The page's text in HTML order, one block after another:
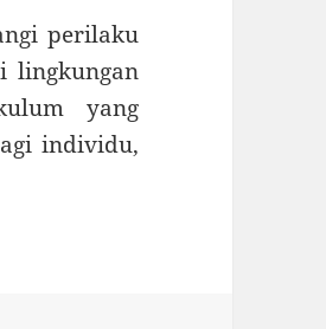
perilaku
lingkungan
yang
individu,